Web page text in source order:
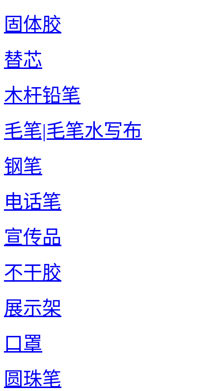
固体胶
替芯
木杆铅笔
毛笔|毛笔水写布
钢笔
电话笔
宣传品
不干胶
展示架
口罩
圆珠笔